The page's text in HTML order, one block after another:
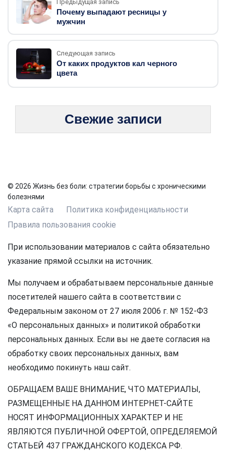
Предыдущая запись
Почему выпадают ресницы у
мужчин
Следующая запись
От каких продуктов кал черного
цвета
Свежие записи
© 2026 Жизнь без боли: стратегии борьбы с хроническими
болезнями
Карта сайта
Политика конфиденциальности
Правила пользования cookie
При использовании материалов с сайта обязательно
указание прямой ссылки на источник.
Мы получаем и обрабатываем персональные данные
посетителей нашего сайта в соответствии с
Федеральным законом от 27 июля 2006 г. № 152-ФЗ
«О персональных данных» и политикой обработки
персональных данных. Если вы не даете согласия на
обработку своих персональных данных, вам
необходимо покинуть наш сайт.
ОБРАЩАЕМ ВАШЕ ВНИМАНИЕ, ЧТО МАТЕРИАЛЫ,
РАЗМЕЩЕННЫЕ НА ДАННОМ ИНТЕРНЕТ-САЙТЕ
НОСЯТ ИНФОРМАЦИОННЫХ ХАРАКТЕР И НЕ
ЯВЛЯЮТСЯ ПУБЛИЧНОЙ ОФЕРТОЙ, ОПРЕДЕЛЯЕМОЙ
СТАТЬЕЙ 437 ГРАЖДАНСКОГО КОДЕКСА РФ.